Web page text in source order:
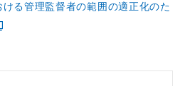
る管理監督者の範囲の適正化のた